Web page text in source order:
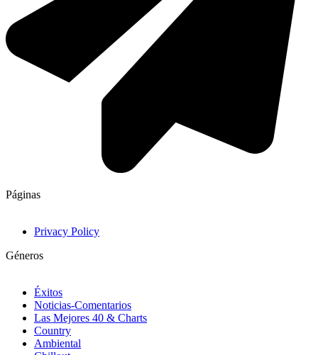
Páginas
Privacy Policy
Géneros
Éxitos
Noticias-Comentarios
Las Mejores 40 & Charts
Country
Ambiental